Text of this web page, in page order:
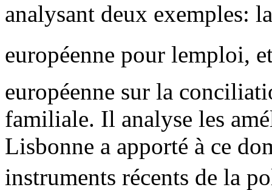
analysant deux exemples:
européenne pour lemploi,
européenne sur la
familiale. Il analyse les
Lisbonne a apporté à ce
instruments récents de la